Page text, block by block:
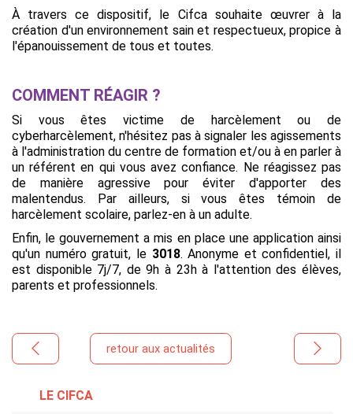
LE CIFCA
À travers ce dispositif, le Cifca souhaite œuvrer à la
création d'un environnement sain et respectueux, propice à
l'épanouissement de tous et toutes.
COMMENT RÉAGIR ?
Si vous êtes victime de harcèlement ou de
cyberharcèlement, n'hésitez pas à signaler les agissements
à l'administration du centre de formation et/ou à en parler à
un référent en qui vous avez confiance. Ne réagissez pas
de manière agressive pour éviter d'apporter des
malentendus. Par ailleurs, si vous êtes témoin de
harcèlement scolaire, parlez-en à un adulte.
Enfin, le gouvernement a mis en place une application ainsi
qu'un numéro gratuit, le 3018. Anonyme et confidentiel, il
est disponible 7j/7, de 9h à 23h à l'attention des élèves,
parents et professionnels.
retour aux actualités